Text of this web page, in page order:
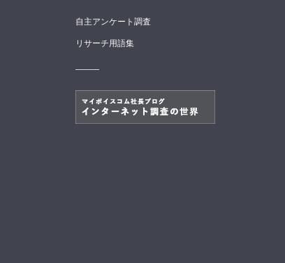
自主アンケート調査
リサーチ用語集